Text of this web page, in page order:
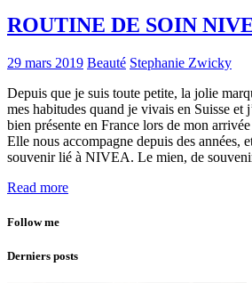
ROUTINE DE SOIN
29 mars 2019 Beauté Stephanie Zwicky
Depuis que je suis toute petite, la jolie
mes habitudes quand je vivais en Suisse et
bien présente en France lors de mon
Elle nous accompagne depuis des années,
souvenir lié à NIVEA. Le mien, de
Read more
Follow me
Derniers posts